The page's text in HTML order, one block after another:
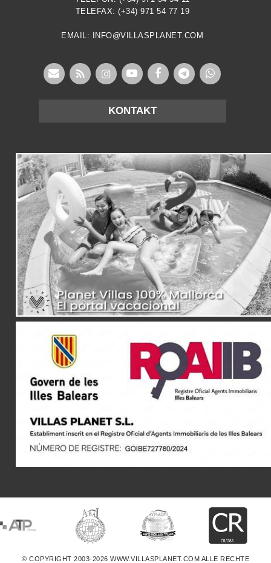
TELEFAX: (+34) 971 54 77 19
EMAIL: INFO@VILLASPLANET.COM
KONTAKT
© COPYRIGHT 2003-2026 WWW.VILLASPLANET.COM ALLE RECHTE